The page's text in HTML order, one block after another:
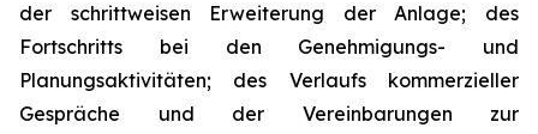
der schrittweisen Erweiterung der Anlage; des
Fortschritts bei den Genehmigungs- und
Planungsaktivitäten; des Verlaufs kommerzieller
Gespräche und der Vereinbarungen zur